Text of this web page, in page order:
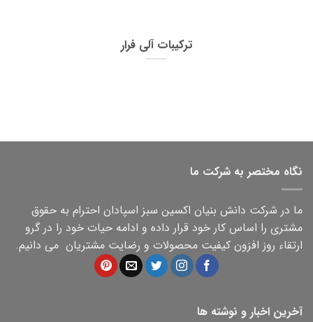
ترکیبات آلی فرار
نگاه مختصر به شرکت ما
ما در شرکت دانش بنیان اکسین سبز اسپادان احترام به حقوق
مشتری را اساس کار خود قرار داده و ادامه حیات خود را در گرو
ارتقاء روز افزون کیفیت محصولات و رضایت مشتریان می دانیم.
آخرین اخبار و نوشته ها